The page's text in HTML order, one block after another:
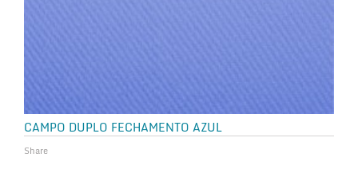
CAMPO DUPLO FECHAMENTO AZUL
Share